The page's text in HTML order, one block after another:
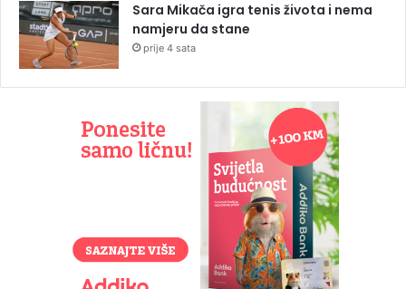
Sara Mikača igra tenis života i nema
namjeru da stane
prije 4 sata